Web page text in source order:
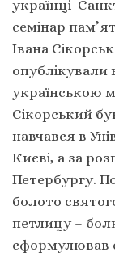
українці
семінар
Івана
опублікували
українською
Сікорський
навчався в
Києві, а за
Петербургу.
болото
петлицу –
сформулював